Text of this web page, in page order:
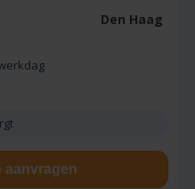
Den Haag
aanvragen